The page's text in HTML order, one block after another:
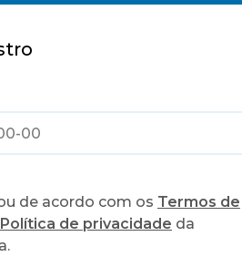
de acordo com os Termos de
Política de privacidade da